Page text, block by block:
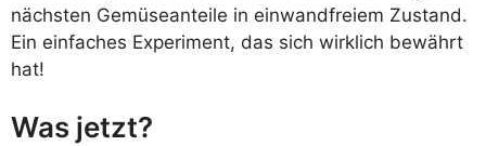
nächsten Gemüseanteile in einwandfreiem Zustand.
Ein einfaches Experiment, das sich wirklich bewährt
hat!
Was jetzt?